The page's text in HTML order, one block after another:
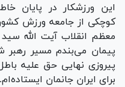
این ورزشکار در پایان
کوچکی از جامعه ورزش کشور
معظم انقلاب آیت الله
پیمان می‌بندم مسیر رهبر
پیروزی نهایی حق علیه
برای ایران جانمان ایستاده‌ام.